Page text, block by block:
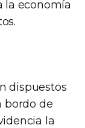
la economía
dispuestos
bordo de
la